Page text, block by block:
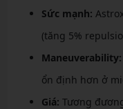
Sức mạnh:
(tăng 5%
Maneuverability:
ổn định hơn ở
Giá: Tương